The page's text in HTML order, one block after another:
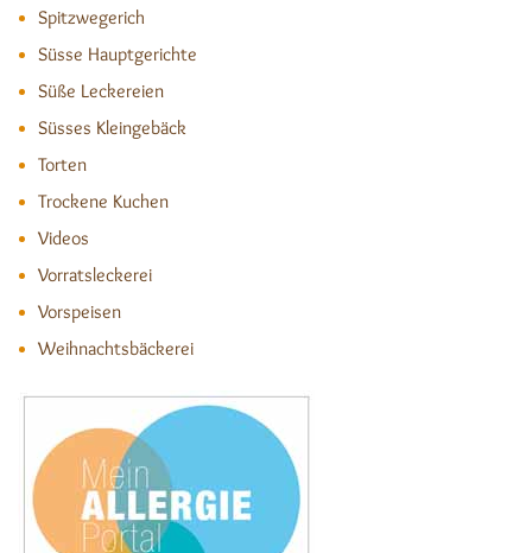
Spitzwegerich
Süsse Hauptgerichte
Süße Leckereien
Süsses Kleingebäck
Torten
Trockene Kuchen
Videos
Vorratsleckerei
Vorspeisen
Weihnachtsbäckerei